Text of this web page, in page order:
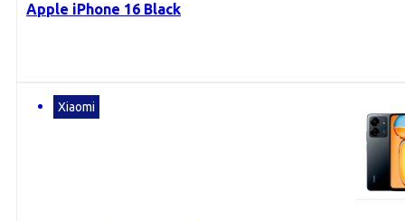
Apple iPhone 16 Black
Xiaomi